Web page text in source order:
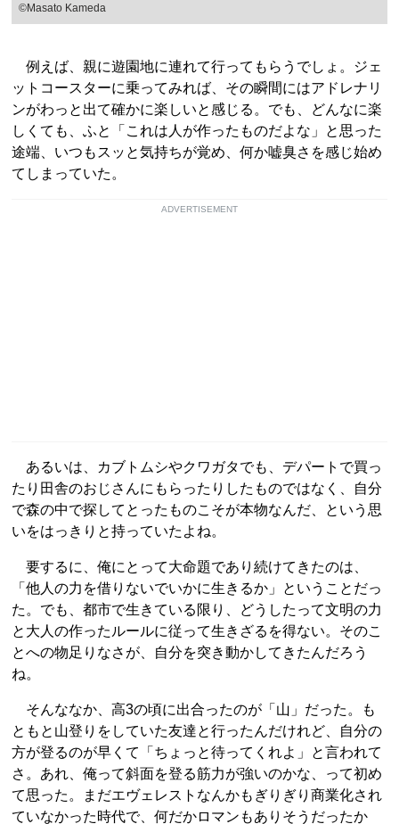
©Masato Kameda
例えば、親に遊園地に連れて行ってもらうでしょ。ジェ
ットコースターに乗ってみれば、その瞬間にはアドレナリ
ンがわっと出て確かに楽しいと感じる。でも、どんなに楽
しくても、ふと「これは人が作ったものだよな」と思った
途端、いつもスッと気持ちが覚め、何か嘘臭さを感じ始め
てしまっていた。
ADVERTISEMENT
あるいは、カブトムシやクワガタでも、デパートで買っ
たり田舎のおじさんにもらったりしたものではなく、自分
で森の中で探してとったものこそが本物なんだ、という思
いをはっきりと持っていたよね。
要するに、俺にとって大命題であり続けてきたのは、
「他人の力を借りないでいかに生きるか」ということだっ
た。でも、都市で生きている限り、どうしたって文明の力
と大人の作ったルールに従って生きざるを得ない。そのこ
とへの物足りなさが、自分を突き動かしてきたんだろう
ね。
そんななか、高3の頃に出合ったのが「山」だった。も
ともと山登りをしていた友達と行ったんだけれど、自分の
方が登るのが早くて「ちょっと待ってくれよ」と言われて
さ。あれ、俺って斜面を登る筋力が強いのかな、って初め
て思った。まだエヴェレストなんかもぎりぎり商業化され
ていなかった時代で、何だかロマンもありそうだったか